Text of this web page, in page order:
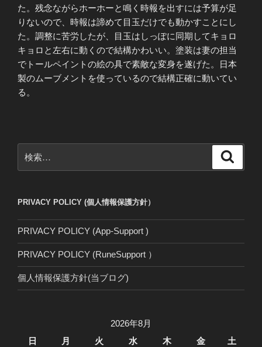
た。残念ながらホーホーと鳴く時報を出すには予算が足
りないので、時報は諦めて目玉だけでも動かすことにし
た。調整に苦労したが、目玉はしっぽに同期してキョロ
キョロと左右に動くので結構かわいい。塗装は妻の担当
でトールペイントの絵の具で素敵な変身を遂げた。日本
製のムーブメントを使っているので結構正確に動いてい
る。
索:
PRIVACY POLICY (個人情報保護方針）
PRIVACY POLICY (App-Support )
PRIVACY POLICY (RuneSupport ）
個人情報保護方針(当ブログ)
2026年8月
日
月 火 水 木 金 土